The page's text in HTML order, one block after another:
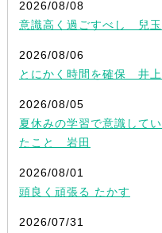
2026/08/08
意識高く過ごすべし 兒玉
2026/08/06
とにかく時間を確保 井上
2026/08/05
夏休みの学習で意識してい
たこと 岩田
2026/08/01
頭良く頑張る たかす
2026/07/31